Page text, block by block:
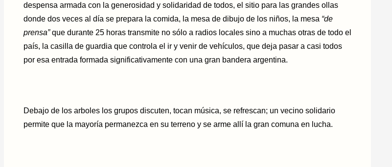
despensa armada con la generosidad y solidaridad de todos, el sitio para las grandes ollas
donde dos veces al día se prepara la comida, la mesa de dibujo de los niños, la mesa “de
prensa”que durante 25 horas transmite no sólo a radios locales sino a muchas otras de todo el
país, la casilla de guardia que controla el ir y venir de vehículos, que deja pasar a casi todos
por esa entrada formada significativamente con una gran bandera argentina.
Debajo de los arboles los grupos discuten, tocan música, se refrescan; un vecino solidario
permite que la mayoría permanezca en su terreno y se arme allí la gran comuna en lucha.